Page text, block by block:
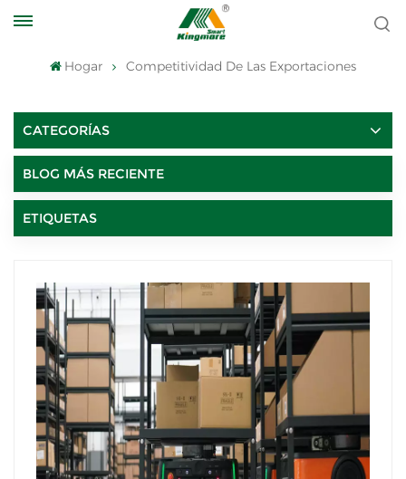
Hogar Competitividad De Las Exportaciones
CATEGORÍAS
BLOG MÁS RECIENTE
ETIQUETAS